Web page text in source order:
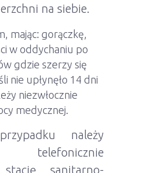
na siebie.
mając: gorączkę,
w oddychaniu po
gdzie szerzy się
nie upłynęło 14 dni
niezwłocznie
medycznej.
należy
telefonicznie
stację sanitarno-